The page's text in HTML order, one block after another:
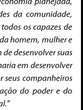
da comunidade,
os capazes de
homem, mulher e
desenvolver suas
em desenvolver
seus companheiros
do poder e do
”